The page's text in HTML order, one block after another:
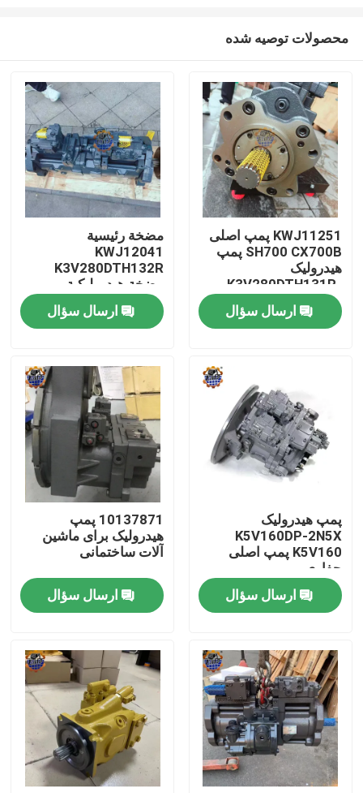
صفحه اصلی
درباره ما
تور کارخانه
کنترل کیفیت
با ما تماس بگیرید
درخواست نقل قول
موتور محرک نهایی بیل مکانیکی
موتور تاب بیل مکانیکی
محصولات توصیه شده
KWJ11251 پمپ اصلی
SH700 CX700B پمپ
هیدرولیک
K3V280DTH131R-
9Y04-HVB پمپ
ارسال سؤال
مضخة رئيسية
KWJ12041
K3V280DTH132R
مضخة هيدروليكية
CX750D LINKBELT
750LX مضخة هيدروليكية ارسال سؤال
پمپ هیدرولیک
K5V160DP-2N5X
K5V160 پمپ اصلی
حفاری
ارسال سؤال
10137871 پمپ
هیدرولیک برای ماشین
آلات ساختمانی
ارسال سؤال